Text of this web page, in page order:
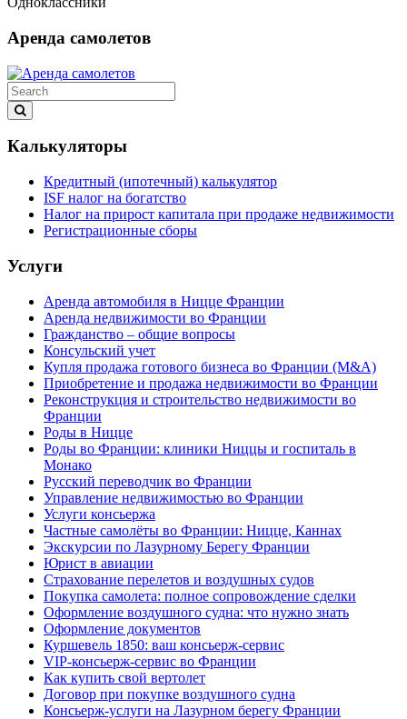
Аренда самолетов
Калькуляторы
Кредитный (ипотечный) калькулятор
ISF налог на богатство
Налог на прирост капитала при продаже недвижимости
Регистрационные сборы
Услуги
Аренда автомобиля в Ницце Франции
Аренда недвижимости во Франции
Гражданство – общие вопросы
Консульский учет
Купля продажа готового бизнеса во Франции (M&A)
Приобретение и продажа недвижимости во Франции
Реконструкция и строительство недвижимости во
Франции
Роды в Ницце
Роды во Франции: клиники Ниццы и госпиталь в
Монако
Русский переводчик во Франции
Управление недвижимостью во Франции
Услуги консьержа
Частные самолёты во Франции: Ницце, Каннах
Экскурсии по Лазурному Берегу Франции
Юрист в авиации
Страхование перелетов и воздушных судов
Покупка самолета: полное сопровождение сделки
Оформление воздушного судна: что нужно знать
Оформление документов
Куршевель 1850: ваш консьерж-сервис
VIP-консьерж-сервис во Франции
Как купить свой вертолет
Договор при покупке воздушного судна
Консьерж-услуги на Лазурном берегу Франции